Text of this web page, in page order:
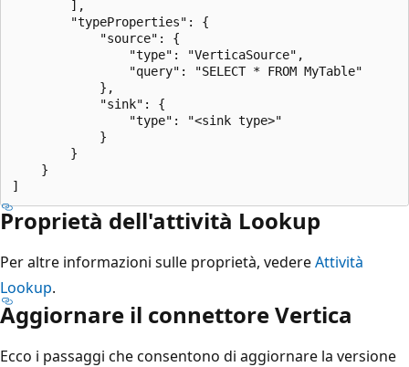
        ],
        "typeProperties": {
            "source": {
                "type": "VerticaSource",
                "query": "SELECT * FROM MyTable"
            },
            "sink": {
                "type": "<sink type>"
            }
        }
    }
Proprietà dell'attività Lookup
Per altre informazioni sulle proprietà, vedereAttività
Lookup.
Aggiornare il connettore Vertica
Ecco i passaggi che consentono di aggiornare la versione